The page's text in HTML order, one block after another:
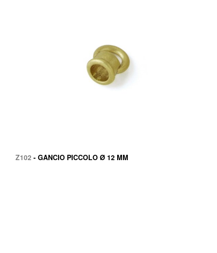
Z102 - GANCIO PICCOLO Ø 12 MM